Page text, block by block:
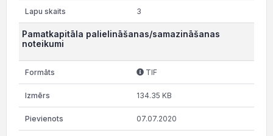
3
Pamatkapitāla palielināšanas/samazināšanas
noteikumi
TIF
134.35 KB
07.07.2020